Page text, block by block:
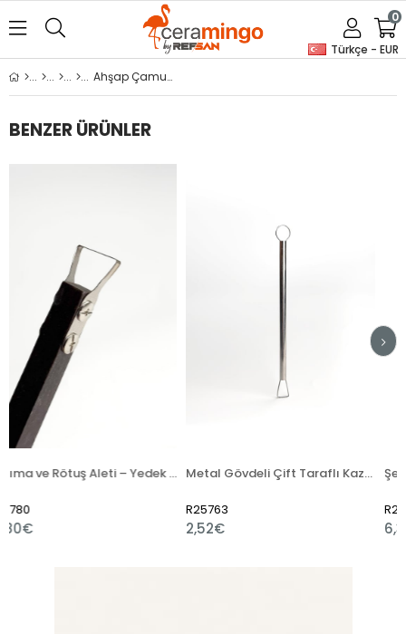
Türkçe - EUR
0
Ahşap Çamur Açma Merdanesi
BENZER ÜRÜNLER
Kazıma ve Rötuş Aleti – Yedek Uçlu Metal Gövdeli Çift Taraflı Kazıma Bıçağı